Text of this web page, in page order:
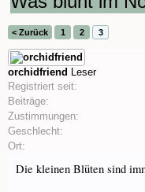
< Zurück 1 2 3
orchidfriend Leser
Registriert seit:
Beiträge:
Zustimmungen:
Geschlecht:
Ort:
Die kleinen Blüten sind